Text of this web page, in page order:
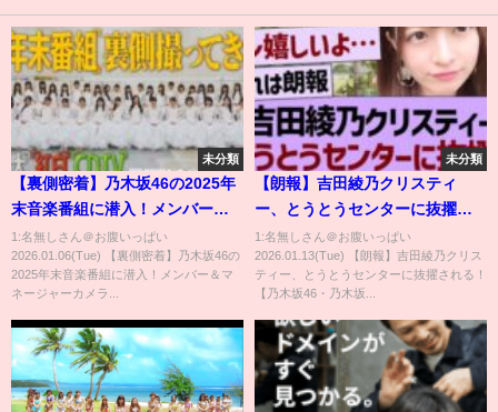
未分類
【裏側密着】乃木坂46の2025年
末音楽番組に潜入！メンバー＆
マネージャーカメラ📸
1:名無しさん＠お腹いっぱい
2026.01.06(Tue) 【裏側密着】乃木坂46の
2025年末音楽番組に潜入！メンバー＆マ
ネージャーカメラ...
未分類
【朗報】吉田綾乃クリスティ
ー、とうとうセンターに抜擢さ
れる！【乃木坂46・乃木坂工事
中・乃木坂配信中】
1:名無しさん＠お腹いっぱい
2026.01.13(Tue) 【朗報】吉田綾乃クリス
ティー、とうとうセンターに抜擢される！
【乃木坂46・乃木坂...